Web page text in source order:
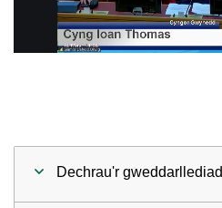
Dechrau'r gweddarllediad